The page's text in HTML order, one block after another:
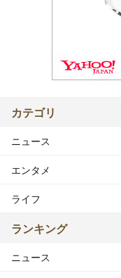
カテゴリ
ニュース
エンタメ
ライフ
ランキング
ニュース